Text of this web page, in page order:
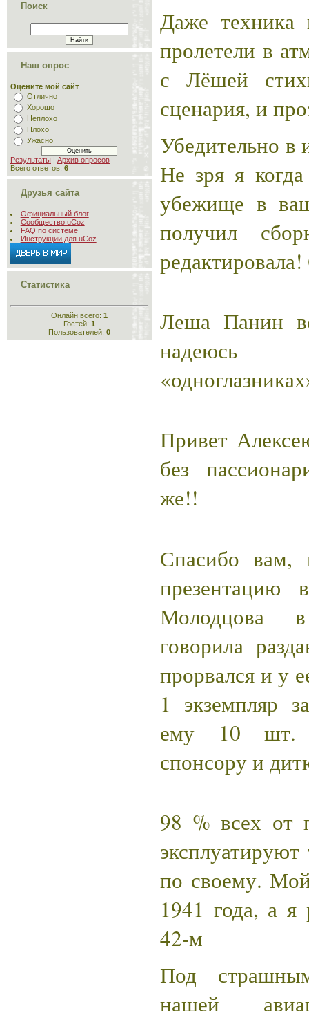
Поиск
Наш опрос
Оцените мой сайт
Отлично
Хорошо
Неплохо
Плохо
Ужасно
Результаты | Архив опросов
Всего ответов: 6
Друзья сайта
Официальный блог
Сообщество uCoz
FAQ по системе
Инструкции для uCoz
Статистика
Онлайн всего: 1
Гостей: 1
Пользователей: 0
Даже техника
пролетели в
с Лёшей
сценария, и
Убедительно в
Не зря я
убежище в
получил
Леша Панин
Привет
без
же!!
Спасибо вам,
презентацию
Молодцова
говорила
прорвался и у
1 экземпляр
ему 10 шт.
спонсору и
98 % всех от
по своему.
1941 года, а я
42-м
Под
нашей